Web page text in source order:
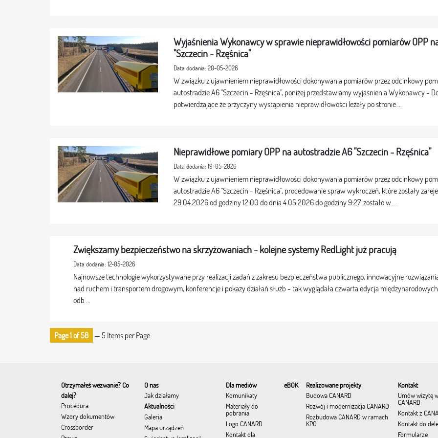
Wyjaśnienia Wykonawcy w sprawie nieprawidłowości pomiarów OPP
"Szczecin - Rzęśnica"
Data dodania: 20-05-2026
W związku z ujawnieniem nieprawidłowości dokonywania pomiarów przez odcinkowy
autostradzie A6 "Szczecin - Rzęśnica", poniżej przedstawiamy wyjasnienia Wykonawcy -
potwierdzające że przyczyny wystąpienia nieprawidłowości leżały po stronie ...
Nieprawidłowe pomiary OPP na autostradzie A6 "Szczecin - Rzęśnica"
Data dodania: 19-05-2026
W związku z ujawnieniem nieprawidłowości dokonywania pomiarów przez odcinkowy
autostradzie A6 "Szczecin - Rzęśnica", procedowanie spraw wykroczeń, które zostały
29.04.2026 od godziny 12:00 do dnia 4.05.2026 do godziny 9:27. zostało w ...
Zwiększamy bezpieczeństwo na skrzyżowaniach - kolejne systemy RedLight już pracują
Data dodania: 12-05-2026
Najnowsze technologie wykorzystywane przy realizacji zadań z zakresu bezpieczeństwa publicznego, innowacyjne
nad ruchem i transportem drogowym, konferencje i pokazy działań służb - tak wyglądała czwarta edycja międzynarodowych
odb ...
Page 1 of 58 — 5 Items per Page
Otrzymałeś wezwanie? Co
dalej?
Procedura
Wzory dokumentów
Crossborder
O nas
Jak działamy
Aktualności
Galeria
Mapa urządzeń
Dla mediów
Komunikaty
Materiały do
pobrania
Logo CANARD
Kontakt dla
eBOK
Realizowane projekty
Budowa CANARD
Rozwój i modernizacja CANARD
Rozbudowa CANARD w ramach
KPO
Kontakt
Umów wizytę
CANARD
Kontakt z
Kontakt do
Formularze